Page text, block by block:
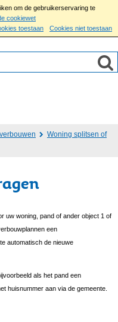
om de gebruikerservaring te
cookiewet
toestaan
Cookies niet toestaan
Woning splitsen of
uw woning, pand of ander object 1 of
een
automatisch de nieuwe
als het pand een
huisnummer aan via de gemeente.